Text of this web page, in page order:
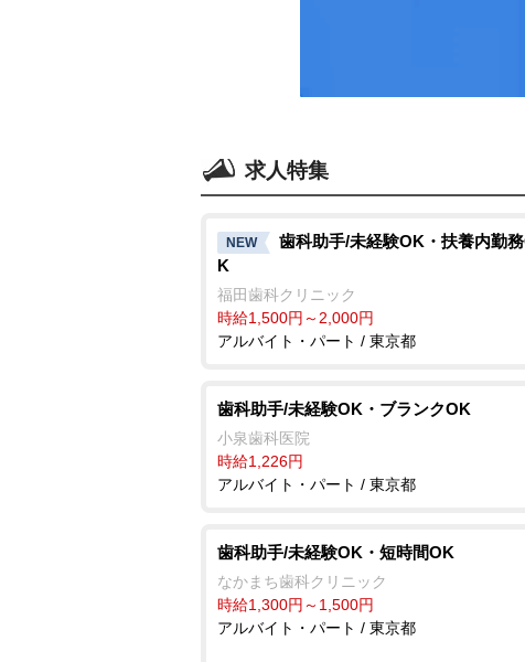
求人特集
NEW
歯科助手/未経験OK・扶養内勤
K
福田歯科クリニック
時給1,500円～2,000円
アルバイト・パート / 東京都
歯科助手/未経験OK・ブランクOK
小泉歯科医院
時給1,226円
アルバイト・パート / 東京都
歯科助手/未経験OK・短時間OK
なかまち歯科クリニック
時給1,300円～1,500円
アルバイト・パート / 東京都